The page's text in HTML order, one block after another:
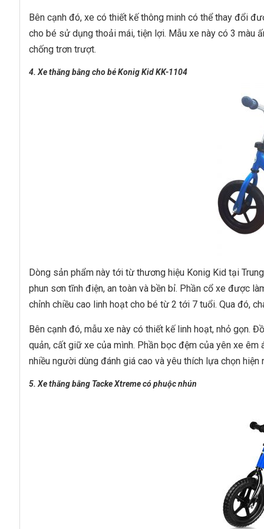
Bên cạnh đó, xe có thiết kế thông minh có thể thay đổi
cho bé sử dụng thoải mái, tiện lợi. Mẫu xe này có 3 màu
chống trơn trượt.
4. Xe thăng bằng cho bé Konig Kid KK-1104
Dòng sản phẩm này tới từ thương hiệu Konig Kid tại
phun sơn tĩnh điện, an toàn và bền bỉ. Phần cổ xe được
chỉnh chiều cao linh hoạt cho bé từ 2 tới 7 tuổi. Qua đó,
Bên cạnh đó, mẫu xe này có thiết kế linh hoạt, nhỏ gọn.
quản, cất giữ xe của mình. Phần bọc đệm của yên xe
nhiều người dùng đánh giá cao và yêu thích lựa chọn hiện
5. Xe thăng bằng Tacke Xtreme có phuộc nhún